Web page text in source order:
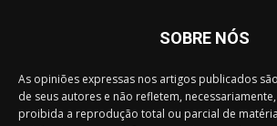
SOBRE NÓS
As opiniões expressas nos artigos publicados
de seus autores e não refletem,
proibida a reprodução total ou parcial de